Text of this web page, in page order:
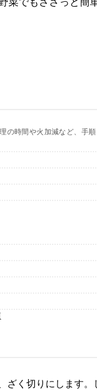
の時間や火加減など、手
ざく切りにします。